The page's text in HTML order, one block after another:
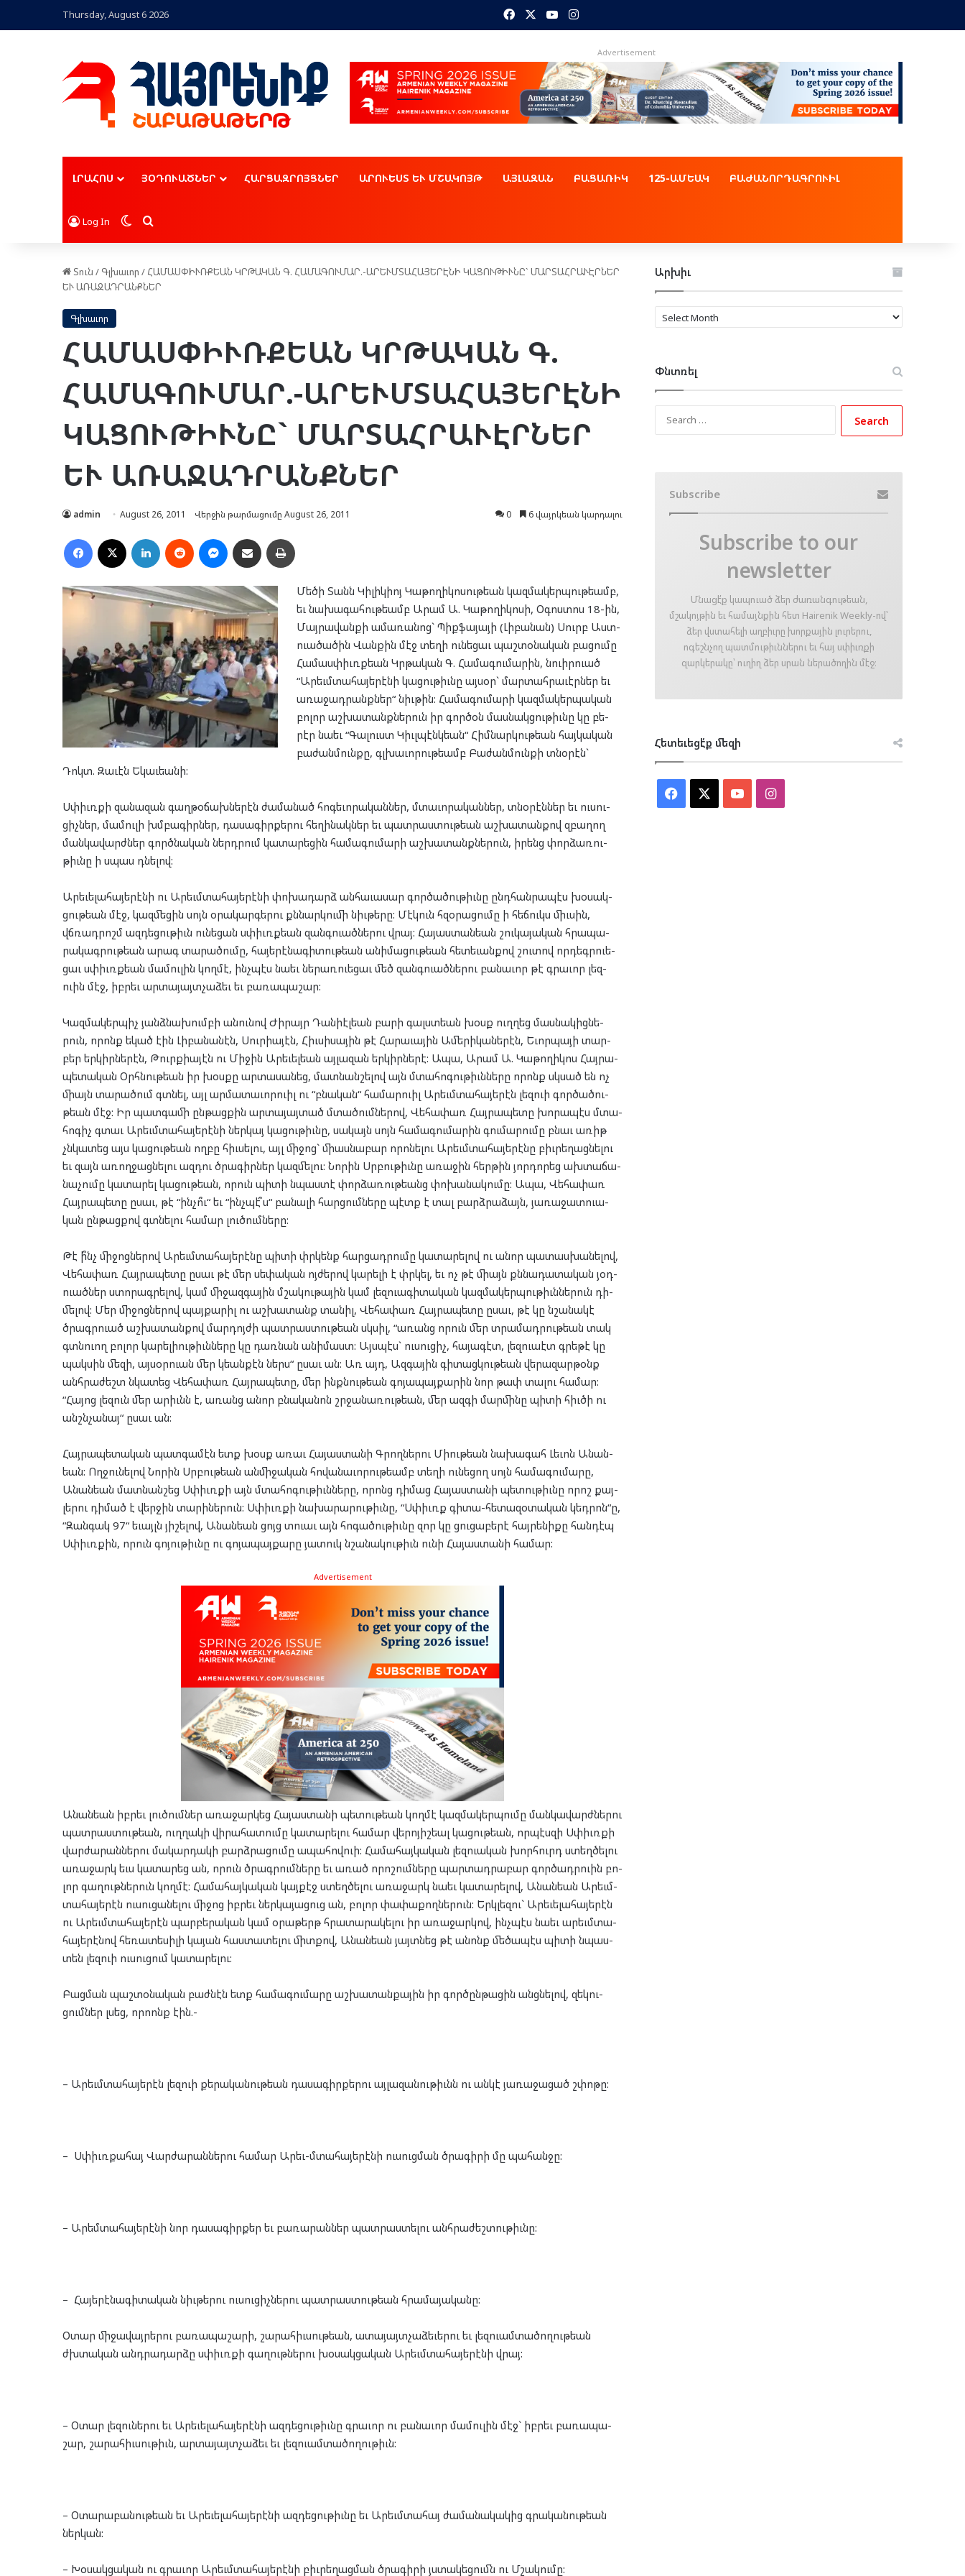
Thursday, August 6 2026 FacebookYouTubeInstagram
Advertisement
ԼՐԱՀՈՍ ՅՕԴՈՒԱԾՆԵՐ ՀԱՐՑԱԶՐՈՅՑՆԵՐ ԱՐՈՒԵՍՏ ԵՒ ՄՇԱԿՈՅԹ ԱՅԼԱԶԱՆ ԲԱՑԱՌԻԿ 125-ԱՄԵԱԿ ԲԱԺԱՆՈՐԴԱԳՐՈՒԻԼ
Log In Switch skin
Որոնել
Տուն / Գլխաւոր / ՀԱՄԱՍՓԻՒՌՔԵԱՆ ԿՐԹԱԿԱՆ Գ. ՀԱՄԱԳՈՒՄԱՐ.-ԱՐԵՒՄՏԱՀԱՅԵՐԷՆԻ ԿԱՑՈՒԹԻՒՆԸ` ՄԱՐՏԱՀՐԱՒԷՐՆԵՐ
ԵՒ ԱՌԱՋԱԴՐԱՆՔՆԵՐ
Գլխաւոր
ՀԱՄԱՍՓԻՒՌՔԵԱՆ ԿՐԹԱԿԱՆ Գ.
ՀԱՄԱԳՈՒՄԱՐ.-ԱՐԵՒՄՏԱՀԱՅԵՐԷՆԻ
ԿԱՑՈՒԹԻՒՆԸ` ՄԱՐՏԱՀՐԱՒԷՐՆԵՐ
ԵՒ ԱՌԱՋԱԴՐԱՆՔՆԵՐ
admin August 26, 2011 Վերջին թարմացումը August 26, 2011 0 6 վայրկեան կարդալու
Facebook LinkedIn Reddit MessengerՈւղարկել նամակ
Մե­ծի Տանն Կի­լիկ­իոյ Կա­թո­ղի­կո­սու­թեան կազ­մա­կեր­պու­թեամբ,
եւ նա­խա­գա­հու­թեամբ Արամ Ա. Կա­թո­ղի­կո­սի, Օգոս­տոս 18-ին,
Մայ­րա­վան­քի ամա­ռա­նոց` Պիք­ֆա­յա­յի (Լի­բա­նան) Սուրբ Աստ­
ուա­ծա­ծին Վան­քին մէջ տե­ղի ու­նե­ցաւ պաշ­տօ­նա­կան բա­ցու­մը
Հա­մաս­փիւռք­եան Կրթա­կան Գ. Հա­մա­գու­մա­րին, նուիր­ուած
“Արեւմ­տա­հա­յե­րէ­նի կա­ցու­թիւնը այ­սօր` մար­տահ­րա­ւէր­ներ եւ
առա­ջադ­րանք­ներ“ նիւ­թին: Հա­մա­գու­մա­րի կազ­մա­կեր­պա­կան
բո­լոր աշ­խա­տանք­նե­րուն իր գոր­ծօն մաս­նակ­ցու­թիւնը կը բե­
րէր նա­եւ “Գա­լուստ Կիւլ­պէնկ­եան“ Հիմ­նար­կու­թեան հայ­կա­կան
բա­ժան­մուն­քը, գլխա­ւո­րու­թեամբ Բա­ժան­մուն­քի տնօ­րէն`
Դոկտ. Զա­ւէն Եկաւ­եա­նի:
Սփիւռ­քի զա­նա­զան գաղ­թօ­ճախ­նե­րէն ժա­մա­նած հո­գե­ւո­րա­կան­ներ, մտա­ւո­րա­կան­ներ, տնօ­րէն­ներ եւ ու­սու­
ցիչ­ներ, մա­մու­լի խմբա­գիր­ներ, դա­սա­գիր­քե­րու հե­ղի­նակ­ներ եւ պատ­րաս­տու­թեան աշ­խա­տան­քով զբա­ղող
ման­կա­վարժ­ներ գործ­նա­կան ներդ­րում կա­տա­րե­ցին հա­մա­գու­մա­րի աշ­խա­տանք­նե­րուն, իրենց փոր­ձա­ռու­
թիւնը ի սպաս դնե­լով:
Արե­ւե­լա­հա­յե­րէ­նի ու Արեւմ­տա­հա­յե­րէ­նի փո­խա­դարձ ան­հա­ւա­սար գոր­ծա­ծու­թիւնը ընդ­հան­րա­պէս խօ­սակ­
ցու­թեան մէջ, կազ­մե­ցին սոյն օրա­կար­գե­րու քննար­կու­մի նիւ­թե­րը: Մէ­կուն հզօ­րա­ցու­մը ի հե­ճուկս միւ­սին,
վճռադ­րոշմ ազ­դե­ցու­թիւն ու­նե­ցան սփիւռք­եան զանգ­ուած­նե­րու վրայ: Հա­յաս­տան­եան շու­կա­յա­կան հրա­պա­
րա­կագ­րու­թեան արագ տա­րա­ծու­մը, հա­յե­րէ­նա­գի­տու­թեան անի­մա­ցու­թեան հե­տե­ւան­քով շու­տով որ­դեգր­ուե­
ցաւ սփիւռք­եան մա­մու­լին կող­մէ, ինչ­պէս նա­եւ նե­րառ­ուե­ցաւ մեծ զանգ­ուած­նե­րու բա­նա­ւոր թէ գրա­ւոր լեզ­
ուին մէջ, իբ­րեւ ար­տա­յայտ­չա­ձեւ եւ բա­ռա­պա­շար:
Կազ­մա­կեր­պիչ յանձ­նա­խում­բի անու­նով Ժի­րայր Դանի­էլ­եան բա­րի գալստ­եան խօսք ուղ­ղեց մաս­նա­կից­նե­
րուն, որոնք եկած էին Լի­բա­նա­նէն, Սուր­իա­յէն, Հիւ­սի­սա­յին թէ Հա­րա­ւա­յին Ամե­րի­կա­նե­րէն, Եւոր­պա­յի տար­
բեր եր­կիր­նե­րէն, Թուրք­իա­յէն ու Մի­ջին Արե­ւել­եան այ­լա­զան եր­կիր­նե­րէ: Ապա, Արամ Ա. Կա­թո­ղի­կոս Հայ­րա­
պե­տա­կան Օրհ­նու­թեան իր ­խօս­քը ­ար­տա­սա­նեց, մատ­նան­շե­լով այն մտա­հո­գու­թիւն­նե­րը որոնք սկսած են ոչ
միայն տա­րա­ծում գտնել, այլ ար­մա­տա­ւոր­ուիլ ու “բնա­կան“ հա­մար­ուիլ Արեւմ­տա­հա­յե­րէն լեզ­ուի գոր­ծա­ծու­
թեան մէջ: Իր պատ­գա­մի ըն­թաց­քին ար­տա­յայ­տած մտա­ծում­նե­րով, Վե­հա­փառ Հայ­րա­պե­տը խո­րա­պէս մտա­
հո­գիչ գտաւ Արեւմ­տա­հա­յե­րէ­նի ներ­կայ կա­ցու­թիւնը, սա­կայն սոյն հա­մա­գու­մա­րին գու­մա­րու­մը բնաւ առիթ
չնկա­տեց այս կա­ցու­թեան ող­բը հիւ­սե­լու, այլ մի­ջոց` մի­աս­նա­բար որո­նե­լու Արեւմ­տա­հա­յե­րէ­նը բիւ­րե­ղաց­նե­լու
եւ զայն առող­ջաց­նե­լու ազ­դու ծրա­գիր­ներ կազ­մե­լու: Նո­րին Սրբու­թիւնը առա­ջին հեր­թին յոր­դո­րեց ախ­տա­ճա­
նա­չու­մը կա­տա­րել կա­ցու­թեան, որուն պի­տի նպաս­տէ փոր­ձա­ռու­թեանց փո­խա­նա­կու­մը: Ապա, Վե­հա­փառ
Հայ­րա­պե­տը ըսաւ, թէ “ին­չո՞ւ“ եւ “ինչ­պէ՞ս“ բա­նա­լի հար­ցում­նե­րը պէտք է տալ բարձ­րա­ձայն, յա­ռա­ջատ­ուա­
կան ըն­թաց­քով գտնե­լու հա­մար լու­ծում­նե­րը:
Թէ ի՞նչ մի­ջոց­նե­րով Արեւմ­տա­հա­յե­րէ­նը պի­տի փրկենք հար­ցադ­րու­մը կա­տա­րե­լով ու անոր պա­տաս­խա­նե­լով,
Վե­հա­փառ Հայ­րա­պե­տը ըսաւ թէ մեր սե­փա­կան ոյ­ժե­րով կա­րե­լի է փրկել, եւ ոչ թէ միայն քննա­դա­տա­կան յօդ­
ուած­ներ ստո­րագ­րե­լով, կամ մի­ջազ­գա­յին մշա­կու­թա­յին կամ լեզ­ուա­գի­տա­կան կազ­մա­կեր­պու­թիւն­նե­րուն դի­
մե­լով: Մեր մի­ջոց­նե­րով պայ­քա­րիլ ու աշ­խա­տանք տա­նիլ, Վե­հա­փառ Հայ­րա­պե­տը ըսաւ, թէ կը նշա­նա­կէ
ծրագր­ուած աշ­խա­տան­քով մար­դոյ­ժի պատ­րաս­տու­թեան սկսիլ, “առանց որուն մեր տրա­մադ­րու­թեան տակ
գտնուող բո­լոր կա­րե­լիու­թիւն­նե­րը կը դառ­նան անի­մաստ: Այս­պէս` ու­սու­ցիչ, հա­յա­գէտ, լեզ­ուա­էտ գրե­թէ կը
պակ­սին մե­զի, այ­սօր­ուան մեր կեան­քէն ներս“ ըսաւ ան: Առ այդ, Ազ­գա­յին գի­տաց­կու­թեան վե­րա­զար­թօնք
անհ­րա­ժեշտ նկա­տեց Վե­հա­փառ Հայ­րա­պե­տը, մեր ինք­նու­թեան գո­յա­պայ­քա­րին նոր թափ տա­լու հա­մար:
“Հա­յոց լե­զուն մեր արիւնն է, առանց անոր բնա­կա­նոն շրջա­նա­ռու­թեան, մեր ազ­գի մար­մի­նը պի­տի հիւ­ծի ու
անշն­չա­նայ“ ըսաւ ան:
Հայ­րա­պե­տա­կան պատ­գա­մէն ետք խօսք առաւ Հա­յաս­տա­նի Գրող­նե­րու Միու­թեան նա­խա­գահ Լե­ւոն Անան­
եան: Ող­ջու­նե­լով Նո­րին Սրբու­թեան ան­մի­ջա­կան հո­վա­նա­ւո­րու­թեամբ տե­ղի ու­նե­ցող սոյն հա­մա­գու­մա­րը,
Անան­եան մատ­նան­շեց Սփիւռ­քի այն մտա­հո­գու­թիւն­նե­րը, որոնց դի­մաց Հա­յաս­տա­նի պե­տու­թիւնը որոշ քայ­
լե­րու դի­մած է վեր­ջին տա­րի­նե­րուն: Սփիւռ­քի նա­խա­րա­րու­թիւնը, “Սփիւռք գի­տա-հե­տա­զօ­տա­կան կեդ­րոն“ը,
“Զան­գակ 97“ եւայլն յի­շե­լով, Անան­եան ցոյց տուաւ այն հո­գա­ծու­թիւնը զոր կը ցու­ցա­բե­րէ հայ­րե­նի­քը հան­դէպ
Սփիւռ­քին, որուն գո­յու­թիւնը ու գո­յա­պայ­քա­րը յա­տուկ նշա­նա­կու­թիւն ու­նի Հա­յաս­տա­նի հա­մար:
Advertisement
Անան­եան իբ­րեւ լու­ծում­ներ առա­ջար­կեց Հա­յաս­տա­նի պե­տու­թեան կող­մէ կազ­մա­կեր­պու­մը ման­կա­վարժ­նե­րու
պատ­րաս­տու­թեան, ուղ­ղա­կի վի­րա­հա­տու­մը կա­տա­րե­լու հա­մար վե­րո­յիշ­եալ կա­ցու­թեան, որ­պէս­զի Սփիւռ­քի
վար­ժա­րան­նե­րու մա­կար­դա­կի բարձ­րա­ցու­մը ապա­հով­ուի: Հա­մա­հայ­կա­կան լեզ­ուա­կան խոր­հուրդ ստեղ­ծե­լու
առա­ջարկ եւս կա­տա­րեց ան, որուն ծրագ­րում­նե­րը եւ առած որո­շում­նե­րը պար­տադ­րա­բար գոր­ծադր­ուին բո­
լոր գա­ղութ­նե­րուն կող­մէ: Հա­մա­հայ­կա­կան կայ­քէջ ստեղ­ծե­լու առա­ջարկ նա­եւ կա­տա­րե­լով, Անան­եան Արեւմ­
տա­հա­յե­րէն ու­սու­ցա­նե­լու մի­ջոց իբ­րեւ ներ­կա­յա­ցուց ան, բո­լոր փա­փա­քող­նե­րուն: Երկ­լե­զու` Արե­ւե­լա­հա­յե­րէն
ու Արեւմ­տա­հա­յե­րէն պար­բե­րա­կան կամ օրա­թերթ հրա­տա­րա­կե­լու իր առա­ջար­կով, ինչ­պէս նա­եւ արեւմ­տա­
հա­յե­րէ­նով հե­ռա­տե­սի­լի կա­յան հաս­տա­տե­լու միտ­քով, Անան­եան յայտ­նեց թէ անոնք մե­ծա­պէս պի­տի նպաս­
տեն լեզ­ուի ու­սու­ցում կա­տա­րե­լու:
Բաց­ման պաշ­տօ­նա­կան բաժ­նէն ետք հա­մա­գու­մա­րը աշ­խա­տան­քա­յին իր գոր­ծըն­թա­ցին անց­նե­լով, զե­կու­
ցում­ներ լսեց, որո­ոնք էին.-
– Արեւմ­տա­հա­յե­րէն լեզ­ուի քե­րա­կա­նու­թեան դա­սա­գիր­քե­րու այ­լա­զա­նու­թիւնն ու ան­կէ յա­ռա­ջա­ցած շփո­թը:
– Սփիւռ­քա­հայ Վար­ժա­րան­նե­րու հա­մար Արեւ-մ­տա­հա­յե­րէ­նի ու­սուց­ման ծրա­գի­րի մը պա­հան­ջը:
– Արեմ­տա­հա­յե­րէ­նի նոր դա­սա­գիր­քեր եւ բա­ռա­րան­ներ պատ­րաս­տե­լու անհ­րա­ժեշ­տու­թիւնը:
– Հա­յե­րէ­նա­գի­տա­կան նիւ­թե­րու ու­սու­ցիչ­նե­րու պատ­րաս­տու­թեան հրա­մա­յա­կա­նը:
Օտար մի­ջա­վայ­րե­րու բա­ռա­պա­շա­րի, շա­րա­հիւ­սու­թեան, ատա­յայտ­չա­ձե­ւե­րու եւ լեզ­ուամ­տա­ծո­ղու­թեան
ժխտա­կան անդ­րա­դար­ձը սփիւռ­քի գա­ղութ­նե­րու խօ­սակ­ցա­կան Արեւմ­տա­հա­յե­րէ­նի վրայ:
– Օտար լե­զու­նե­րու եւ Արե­ւե­լա­հա­յե­րէ­նի ազ­դե­ցու­թիւնը գրա­ւոր ու բա­նա­ւոր մա­մու­լին մէջ` իբ­րեւ բա­ռա­պա­
շար, շա­րա­հիւ­սու­թիւն, ար­տա­յայտ­չա­ձեւ եւ լեզ­ուամ­տա­ծո­ղու­թիւն:
– Օտա­րա­բա­նու­թեան եւ Արե­ւե­լա­հա­յե­րէ­նի ազ­դե­ցու­թիւնը եւ Արեւմ­տա­հայ ժա­մա­նա­կա­կից գրա­կա­նու­թեան
ներ­կան:
– Խօ­սակ­ցա­կան ու գրա­ւոր Արեւմ­տա­հա­յե­րէ­նի բիւ­րե­ղաց­ման ծրա­գի­րի յստա­կե­ցումն ու Մշա­կու­մը:
Արխիւ
Արխիւ
Փնտռել
Subscribe
Subscribe to our
newsletter
Մնացէ՛ք կապուած ձեր ժառանգութեան,
մշակոյթին եւ համայնքին հետ Hairenik Weekly-ով՝
ձեր վստահելի աղբիւրը խորքային լուրերու,
ոգեշնչող պատմութիւններու եւ հայ սփիւռքի
զարկերակը՝ ուղիղ ձեր սրան ներածողին մէջ։
Հետեւեցէ՛ք մեզի
Facebook YouTubeInstagram